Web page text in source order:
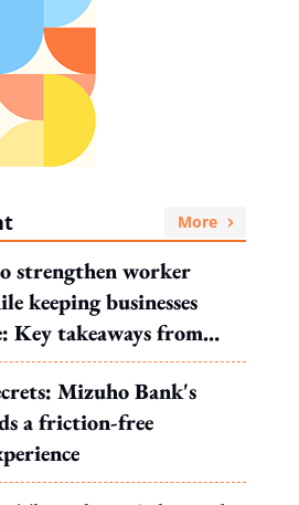
More
strengthen worker
keeping businesses
Key takeaways from
response to WP's
Mizuho Bank's
a friction-free